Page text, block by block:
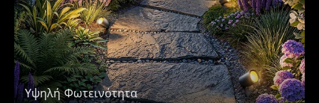
Υψηλή Φωτεινότητα